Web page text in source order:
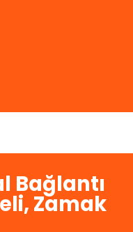
Bağlantı
Zamak